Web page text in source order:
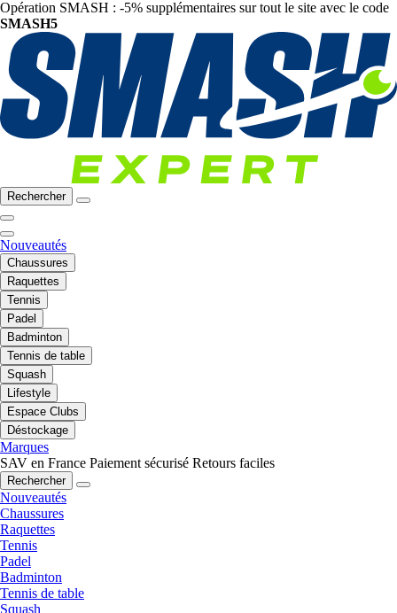
Opération SMASH : -5% supplémentaires sur tout le site avec le code
SMASH5
Rechercher
Nouveautés
Chaussures
Raquettes
Tennis
Padel
Badminton
Tennis de table
Squash
Lifestyle
Espace Clubs
Déstockage
Marques
SAV en France Paiement sécurisé Retours faciles
Rechercher
Nouveautés
Chaussures
Raquettes
Tennis
Padel
Badminton
Tennis de table
Squash